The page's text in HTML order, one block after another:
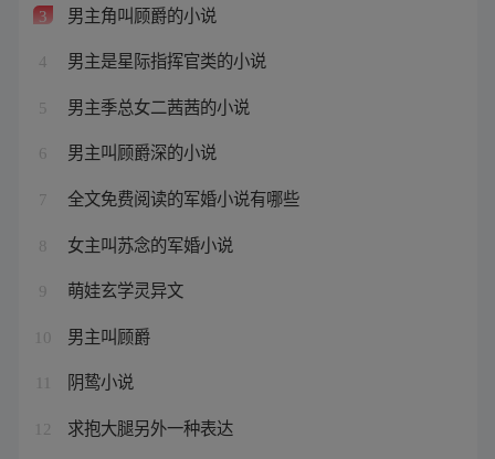
3 男主角叫顾爵的小说
4 男主是星际指挥官类的小说
5 男主季总女二茜茜的小说
6 男主叫顾爵深的小说
7 全文免费阅读的军婚小说有哪些
8 女主叫苏念的军婚小说
9 萌娃玄学灵异文
10 男主叫顾爵
阴鸷小说
12 求抱大腿另外一种表达